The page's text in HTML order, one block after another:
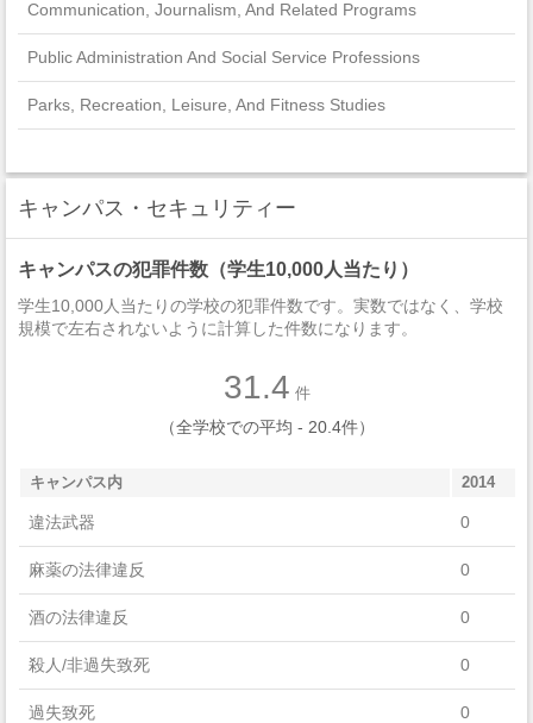
Communication, Journalism, And Related Programs
Public Administration And Social Service Professions
Parks, Recreation, Leisure, And Fitness Studies
Psychology
History
Physical Sciences
Foreign Languages, Literatures, And Linguistics
Multi/Interdisciplinary Studies
Visual And Performing Arts
Computer And Information Sciences And Support Services
キャンパス・セキュリティー
キャンパスの犯罪件数（学生10,000人当たり）
学生10,000人当たりの学校の犯罪件数です。実数ではなく、学校
規模で左右されないように計算した件数になります。
31.4 件
（全学校での平均 - 20.4件）
キャンパス内 2014
違法武器 0
麻薬の法律違反 0
酒の法律違反 0
殺人/非過失致死 0
過失致死 0